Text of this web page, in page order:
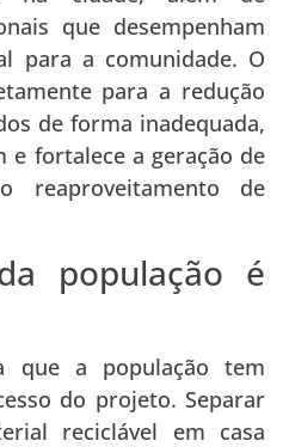
que desempenham
para a comunidade. O
para a redução
de forma inadequada,
e fortalece a geração de
reaproveitamento de
população é
que a população tem
do projeto. Separar
reciclável em casa